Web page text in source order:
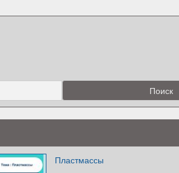
Пластмассы